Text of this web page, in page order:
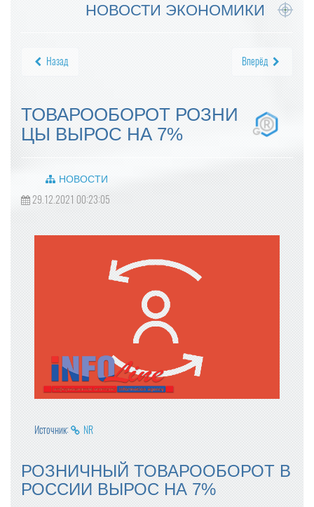
НОВОСТИ ЭКОНОМИКИ
Назад Вперёд
ТОВАРООБОРОТ РОЗНИ
ЦЫ ВЫРОС НА 7%
НОВОСТИ
29.12.2021 00:23:05
Источник: NR
РОЗНИЧНЫЙ ТОВАРООБОРОТ В
РОССИИ ВЫРОС НА 7%